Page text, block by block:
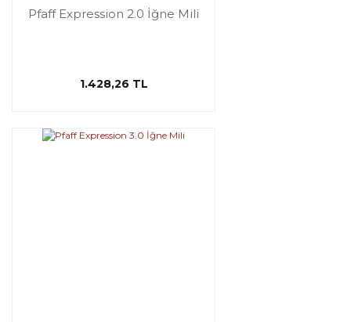
Pfaff Expression 2.0 İğne Mili
1.428,26 TL